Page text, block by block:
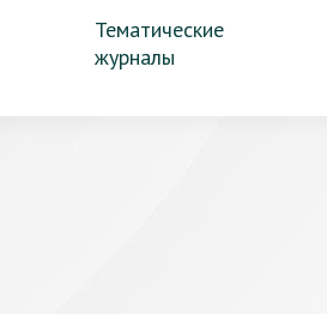
Тематические
журналы